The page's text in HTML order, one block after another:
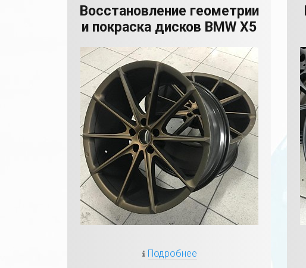
Восстановление геометрии
и покраска дисков BMW X5
Подробнее